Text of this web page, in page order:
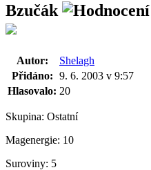
Bzučák
Autor:
Shelagh
Přidáno: 9. 6. 2003 v 9:57
Hlasovalo: 20
Skupina: Ostatní
Magenergie: 10
Suroviny: 5